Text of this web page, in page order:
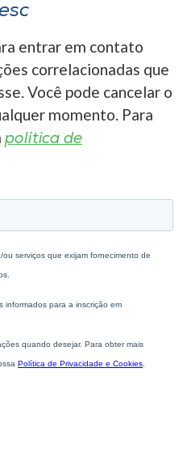
entrar em contato
correlacionadas que
Você pode cancelar o
momento. Para
política de